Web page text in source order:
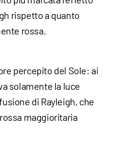
rispetto a quanto
rossa.
percepito del Sole: ai
solamente la luce
di Rayleigh, che
maggioritaria